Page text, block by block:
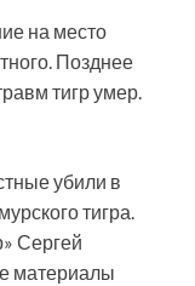
на место
Позднее
тигр умер.
убили в
тигра.
Сергей
материалы